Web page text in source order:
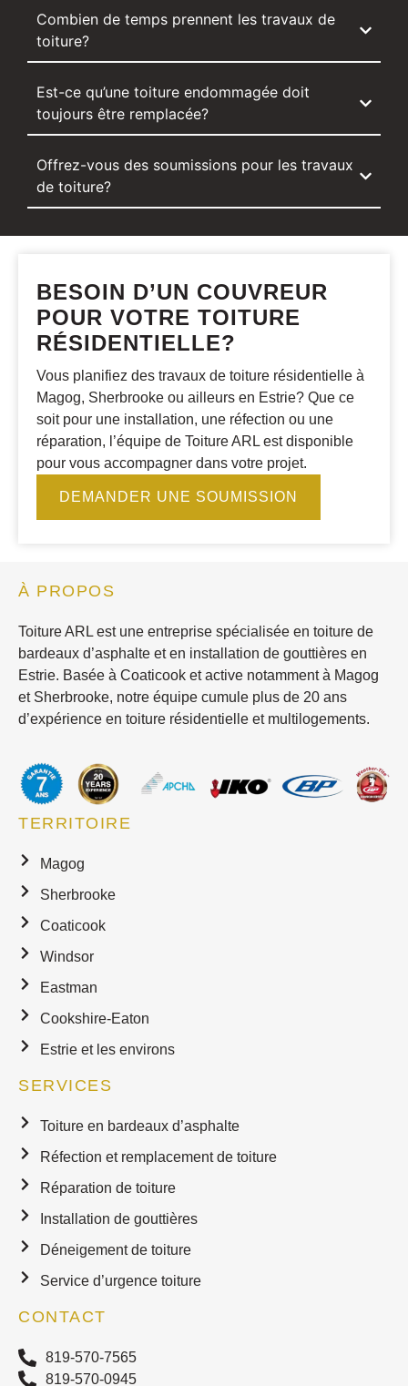
Combien de temps prennent les travaux de
toiture?
Est-ce qu’une toiture endommagée doit
toujours être remplacée?
Offrez-vous des soumissions pour les travaux
de toiture?
BESOIN D’UN COUVREUR
POUR VOTRE TOITURE
RÉSIDENTIELLE?
Vous planifiez des travaux de toiture résidentielle à
Magog, Sherbrooke ou ailleurs en Estrie? Que ce
soit pour une installation, une réfection ou une
réparation, l’équipe de Toiture ARL est disponible
pour vous accompagner dans votre projet.
DEMANDER UNE SOUMISSION
À PROPOS
Toiture ARL est une entreprise spécialisée en toiture de
bardeaux d’asphalte et en installation de gouttières en
Estrie. Basée à Coaticook et active notamment à Magog
et Sherbrooke, notre équipe cumule plus de 20 ans
d’expérience en toiture résidentielle et multilogements.
TERRITOIRE
Magog
Sherbrooke
Coaticook
Windsor
Eastman
Cookshire-Eaton
Estrie et les environs
SERVICES
Toiture en bardeaux d’asphalte
Réfection et remplacement de toiture
Réparation de toiture
Installation de gouttières
Déneigement de toiture
Service d’urgence toiture
CONTACT
819-570-7565
819-570-0945